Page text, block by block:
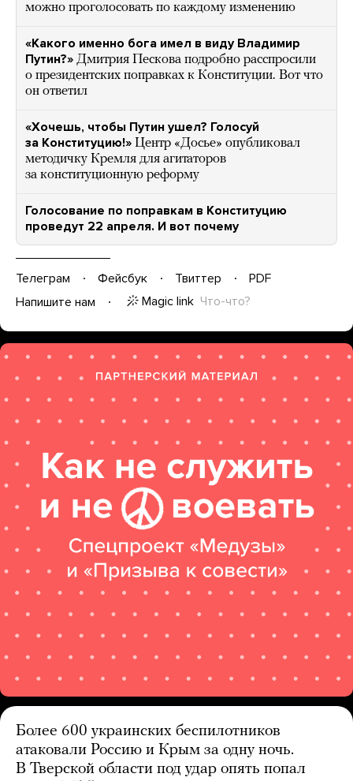
можно проголосовать по каждому изменению
«Какого именно бога имел в виду Владимир
Путин?» Дмитрия Пескова подробно расспросили
о президентских поправках к Конституции. Вот что
он ответил
«Хочешь, чтобы Путин ушел? Голосуй
за Конституцию!» Центр «Досье» опубликовал
методичку Кремля для агитаторов
за конституционную реформу
Голосование по поправкам в Конституцию
проведут 22 апреля. И вот почему
Телеграм Фейсбук Твиттер
PDF
Напишите нам
Magic link Что-что?
Более 600 украинских беспилотников
атаковали Россию и Крым за одну ночь.
В Тверской области под удар опять попал